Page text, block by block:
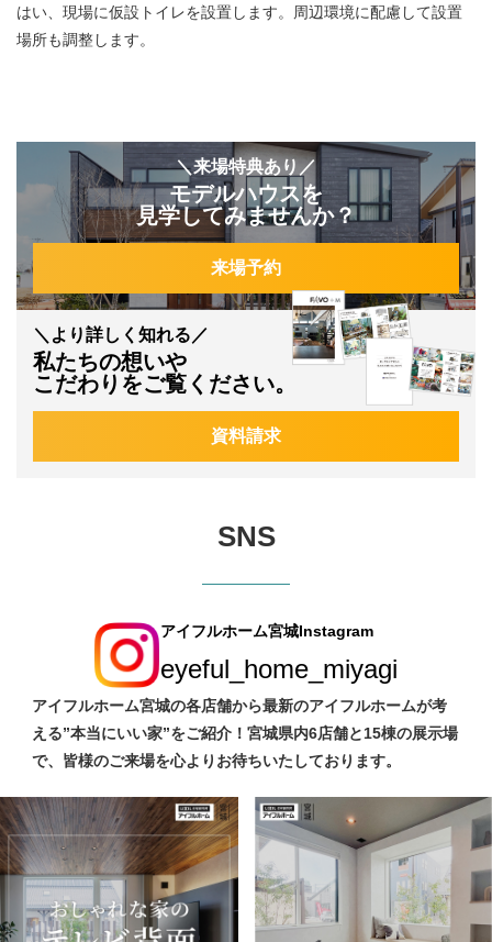
はい、現場に仮設トイレを設置します。周辺環境に配慮して設置
場所も調整します。
＼来場特典あり／
モデルハウスを
見学してみませんか？
来場予約
＼より詳しく知れる／
私たちの想いや
こだわりをご覧ください。
資料請求
SNS
アイフルホーム宮城Instagram
eyeful_home_miyagi
アイフルホーム宮城の各店舗から最新のアイフルホームが考
える”本当にいい家”をご紹介！宮城県内6店舗と15棟の展示場
で、皆様のご来場を心よりお待ちいたしております。